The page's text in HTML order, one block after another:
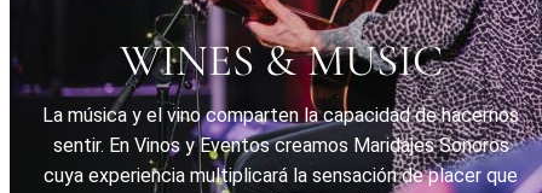
WINES & MUSIC
La música y el vino comparten la capacidad de hacernos
sentir. En Vinos y Eventos creamos Maridajes Sonoros
cuya experiencia multiplicará la sensación de placer que